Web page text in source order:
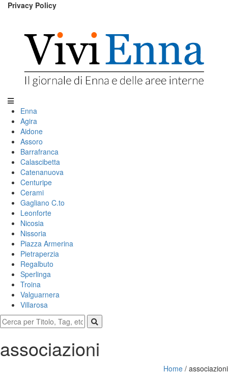
Privacy Policy
Enna
Agira
Aidone
Assoro
Barrafranca
Calascibetta
Catenanuova
Centuripe
Cerami
Gagliano C.to
Leonforte
Nicosia
Nissoria
Piazza Armerina
Pietraperzia
Regalbuto
Sperlinga
Troina
Valguarnera
Villarosa
associazioni
Home / associazioni